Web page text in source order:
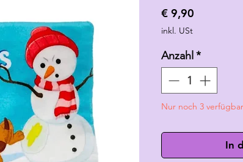
€ 9,90
inkl. USt
Anzahl *
Nur noch 3 verfügbar
In